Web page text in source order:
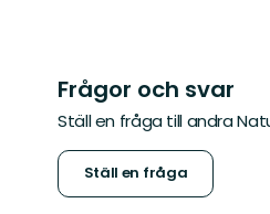
Frågor och svar
Ställ en fråga till andra
Ställ en fråga